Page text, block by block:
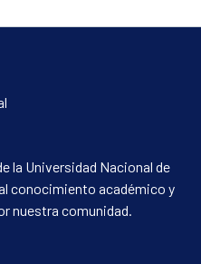
la Universidad Nacional de
conocimiento académico y
nuestra comunidad.